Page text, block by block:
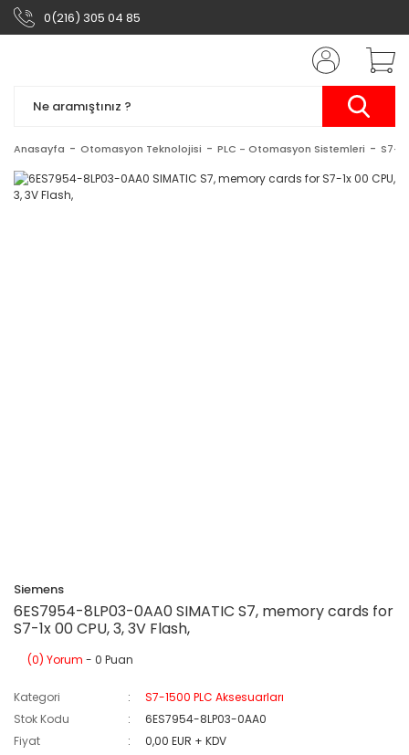
0(216) 305 04 85
Anasayfa Otomasyon Teknolojisi PLC - Otomasyon Sistemleri S7-
Siemens
6ES7954-8LP03-0AA0 SIMATIC S7, memory cards for
S7-1x 00 CPU, 3, 3V Flash,
(0) Yorum - 0 Puan
Kategori
S7-1500 PLC Aksesuarları
Stok Kodu
6ES7954-8LP03-0AA0
Fiyat
0,00 EUR + KDV